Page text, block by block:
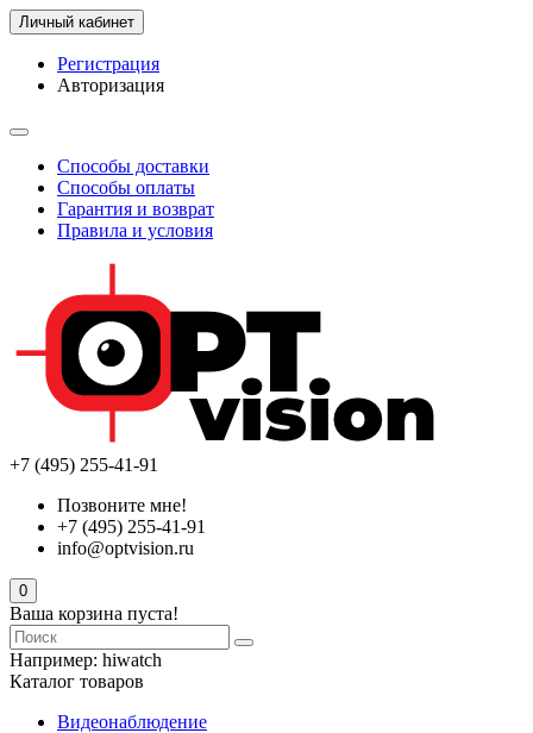
Личный кабинет
Регистрация
Авторизация
Способы доставки
Способы оплаты
Гарантия и возврат
Правила и условия
+7 (495) 255-41-91
Позвоните мне!
+7 (495) 255-41-91
info@optvision.ru
0
Ваша корзина пуста!
Например: hiwatch
Каталог товаров
Видеонаблюдение